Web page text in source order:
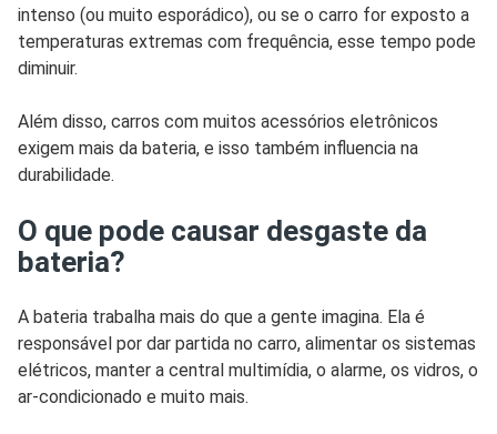
intenso (ou muito esporádico), ou se o carro for exposto a
temperaturas extremas com frequência, esse tempo pode
diminuir.
Além disso, carros com muitos acessórios eletrônicos
exigem mais da bateria, e isso também influencia na
durabilidade.
O que pode causar desgaste da
bateria?
A bateria trabalha mais do que a gente imagina. Ela é
responsável por dar partida no carro, alimentar os sistemas
elétricos, manter a central multimídia, o alarme, os vidros, o
ar-condicionado e muito mais.